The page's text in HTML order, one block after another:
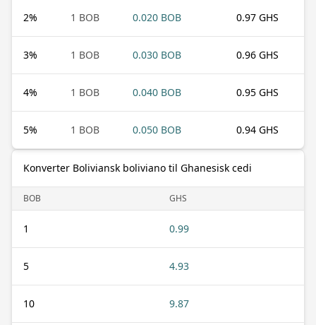
2% 1 BOB 0.020 BOB 0.97 GHS
3% 1 BOB 0.030 BOB 0.96 GHS
4% 1 BOB 0.040 BOB 0.95 GHS
5% 1 BOB 0.050 BOB 0.94 GHS
Konverter Boliviansk boliviano til Ghanesisk cedi
BOB GHS
1 0.99
5 4.93
10 9.87